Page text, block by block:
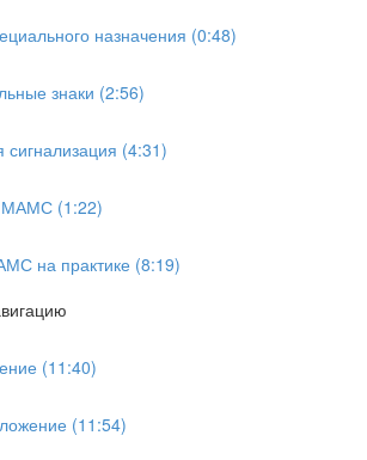
назначения (0:48)
знаки (2:56)
сигнализация (4:31)
МАМС (1:22)
на практике (8:19)
(11:40)
(11:54)